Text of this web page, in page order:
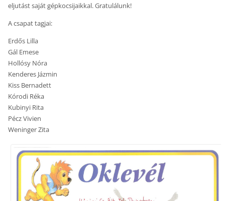
eljutást saját gépkocsijaikkal. Gratulálunk!
A csapat tagjai:
Erdős Lilla
Gál Emese
Hollósy Nóra
Kenderes Jázmin
Kiss Bernadett
Kórodi Réka
Kubinyi Rita
Pécz Vivien
Weninger Zita